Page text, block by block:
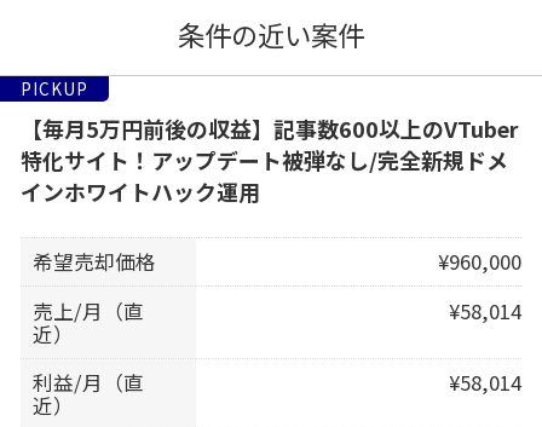
条件の近い案件
PICKUP
【毎月5万円前後の収益】記事数600以上のVTuber
特化サイト！アップデート被弾なし/完全新規ドメ
インホワイトハック運用
希望売却価格
¥960,000
売上/月（直
近）
¥58,014
利益/月（直
近）
¥58,014